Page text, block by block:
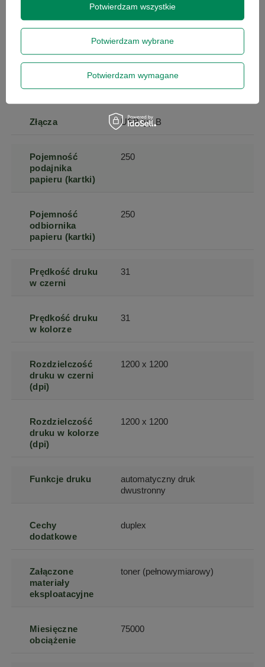
format papieru
A4
Komunikacja LAN
Złącza USB typ B
Pojemność
podajnika
papieru (kartki)
250
Pojemność
odbiornika
papieru (kartki)
250
Prędkość druku
w czerni
31
Prędkość druku
w kolorze
31
Rozdzielczość
druku w czerni
(dpi)
1200 x 1200
Rozdzielczość
druku w kolorze
(dpi)
1200 x 1200
Funkcje druku
automatyczny druk
dwustronny
Cechy
dodatkowe
duplex
Załączone
materiały
eksploatacyjne
toner (pełnowymiarowy)
Miesięczne
obciążenie
75000
Potwierdzam wybrane
Potwierdzam wymagane
Potwierdzam wszystkie